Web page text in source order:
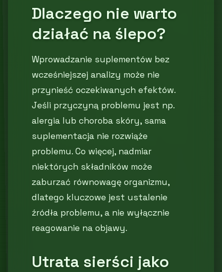
Dlaczego nie warto
działać na ślepo?
Wprowadzanie suplementów bez
wcześniejszej analizy może nie
przynieść oczekiwanych efektów.
Jeśli przyczyną problemu jest np.
alergia lub choroba skóry, sama
suplementacja nie rozwiąże
problemu. Co więcej, nadmiar
niektórych składników może
zaburzać równowagę organizmu,
dlatego kluczowe jest ustalenie
źródła problemu, a nie wyłącznie
reagowanie na objawy.
Utrata sierści jako